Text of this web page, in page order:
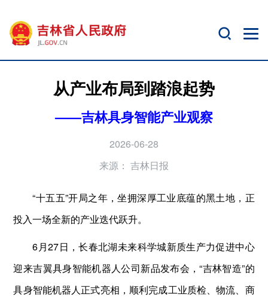
从产业布局到踏浪起势
——吉林具身智能产业观察
2026-06-28
来源： 吉林日报
“十五五”开局之年，坐拥深厚工业底蕴的黑土地，正
投入一场全新的产业迭代跃升。
6月27日，长春北湖未来科学城新质生产力促进中心
迎来吉翼具身智能机器人公司新品发布会，“吉林智造”的
具身智能机器人正式亮相，顺利完成工业质检、物流、商